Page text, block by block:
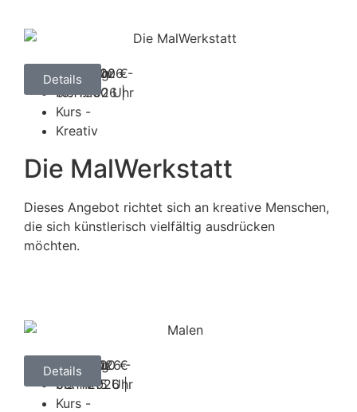
19.05.2026 -
10.11.2026 |
Kurs -
Kreativ
ab 129,00 €
Dienstag
14:30 Uhr
bis 17:00 Uhr
Die MalWerkstatt
Dieses Angebot richtet sich an kreative Menschen,
die sich künstlerisch vielfältig ausdrücken
möchten.
Details
07.07.2026 -
03.11.2026 |
Kurs -
ab 145,00 €
Dienstag
11:15 Uhr
bis 14:15 Uhr
Details